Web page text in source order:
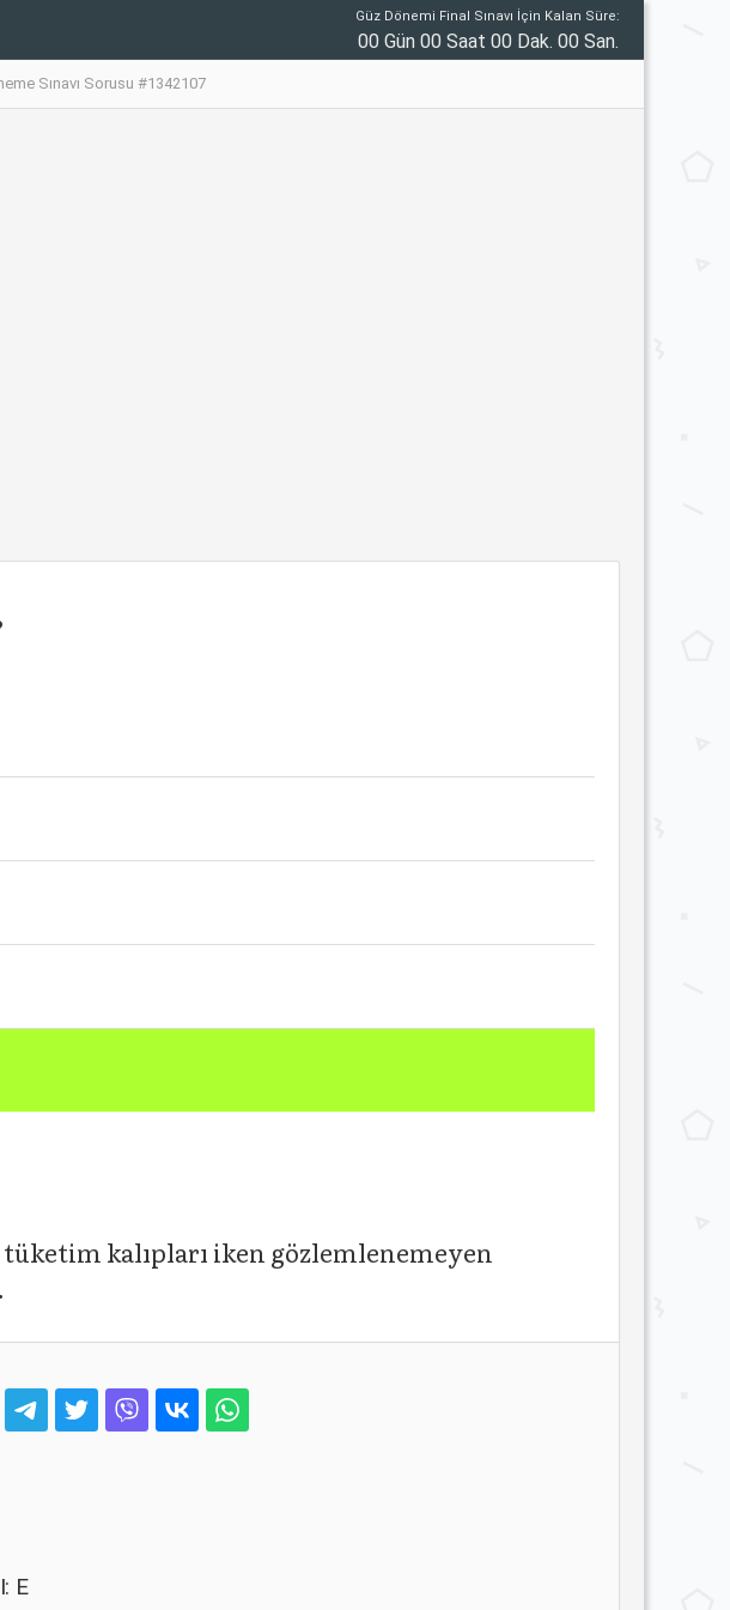
Güz Dönemi Final Sınavı İçin Kalan Süre:
00 Gün 00 Saat 00 Dak. 00 San.
Sınavı Sorusu #1342107
kalıpları iken gözlemlenemeyen
E